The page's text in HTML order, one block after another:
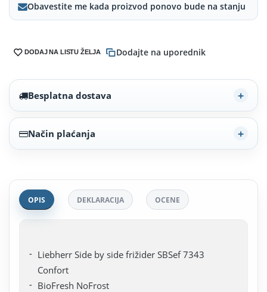
Obavestite me kada proizvod ponovo bude na stanju
DODAJ NA LISTU ŽELJA Dodajte na uporednik
Besplatna dostava
Način plaćanja
OPIS DEKLARACIJA OCENE
Liebherr Side by side frižider SBSef 7343
Confort
BioFresh NoFrost